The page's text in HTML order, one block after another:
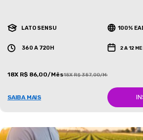
LATO SENSU 100%
360 A 720H 2 A 12
18X R$ 86,00/Mês18X R$ 387,00/Mês
SAIBA MAIS